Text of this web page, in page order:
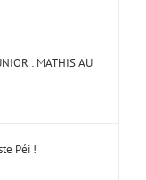
: MATHIS AU
Péi !